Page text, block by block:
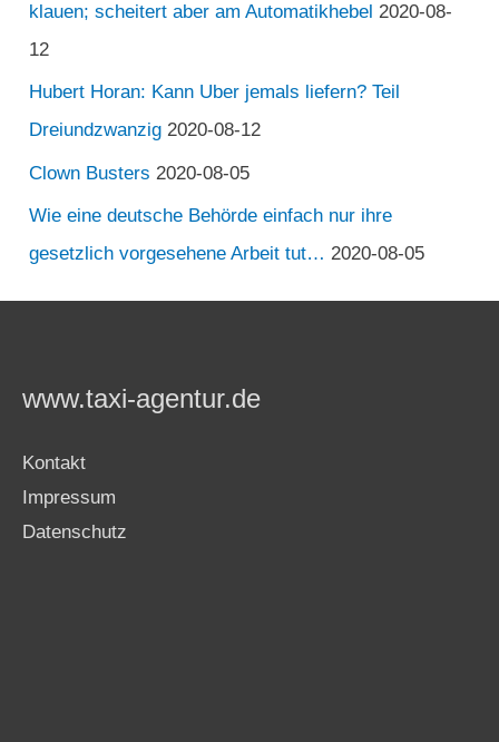
klauen; scheitert aber am Automatikhebel 2020-08-
12
Hubert Horan: Kann Uber jemals liefern? Teil
Dreiundzwanzig 2020-08-12
Clown Busters 2020-08-05
Wie eine deutsche Behörde einfach nur ihre
gesetzlich vorgesehene Arbeit tut… 2020-08-05
www.taxi-agentur.de
Kontakt
Impressum
Datenschutz